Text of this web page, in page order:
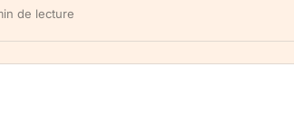
de lecture